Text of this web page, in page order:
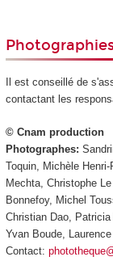
Il est conseillé de
contactant les
© Cnam production
Photographes:
Toquin, Michèle
Mechta, Christophe
Bonnefoy, Michel
Christian Dao,
Yvan Boude,
Contact: